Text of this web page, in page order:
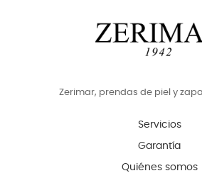
Zerimar, prendas de piel y
Servicios
Garantía
Quiénes somos